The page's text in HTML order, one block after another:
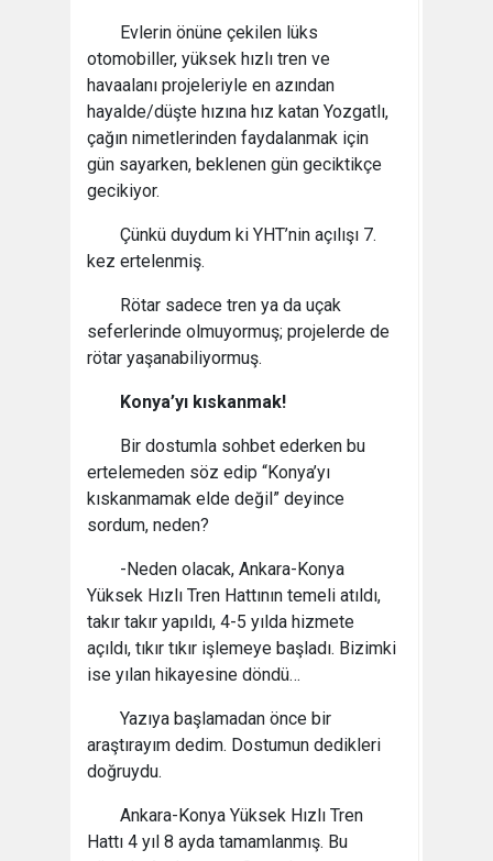
Evlerin önüne çekilen lüks
otomobiller, yüksek hızlı tren ve
havaalanı projeleriyle en azından
hayalde/düşte hızına hız katan Yozgatlı,
çağın nimetlerinden faydalanmak için
gün sayarken, beklenen gün geciktikçe
gecikiyor.
Çünkü duydum ki YHT’nin açılışı 7.
kez ertelenmiş.
Rötar sadece tren ya da uçak
seferlerinde olmuyormuş; projelerde de
rötar yaşanabiliyormuş.
Konya’yı kıskanmak!
Bir dostumla sohbet ederken bu
ertelemeden söz edip “Konya’yı
kıskanmamak elde değil” deyince
sordum, neden?
-Neden olacak, Ankara-Konya
Yüksek Hızlı Tren Hattının temeli atıldı,
takır takır yapıldı, 4-5 yılda hizmete
açıldı, tıkır tıkır işlemeye başladı. Bizimki
ise yılan hikayesine döndü…
Yazıya başlamadan önce bir
araştırayım dedim. Dostumun dedikleri
doğruydu.
Ankara-Konya Yüksek Hızlı Tren
Hattı 4 yıl 8 ayda tamamlanmış. Bu